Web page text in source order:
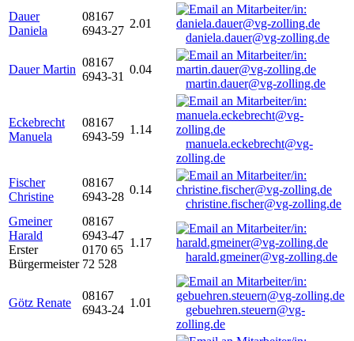
Dauer
Daniela
08167
6943-27
2.01
daniela.dauer@vg-zolling.de
Dauer Martin
08167
6943-31
0.04
martin.dauer@vg-zolling.de
Eckebrecht
Manuela
08167
6943-59
1.14
manuela.eckebrecht@vg-
zolling.de
Fischer
Christine
08167
6943-28
0.14
christine.fischer@vg-zolling.de
Gmeiner
Harald
Erster
Bürgermeister
08167
6943-47
0170 65
72 528
1.17
harald.gmeiner@vg-zolling.de
Götz Renate
08167
6943-24
1.01
gebuehren.steuern@vg-
zolling.de